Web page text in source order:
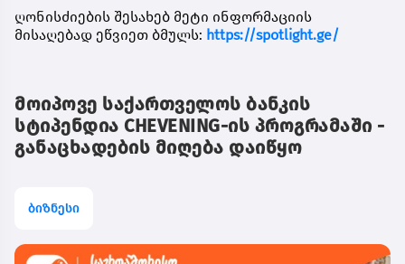
ღონისძიების შესახებ მეტი ინფორმაციის
მისაღებად ეწვიეთ ბმულს: https://spotlight.ge/
მოიპოვე საქართველოს ბანკის
სტიპენდია CHEVENING-ის პროგრამაში -
განაცხადების მიღება დაიწყო
ბიზნესი